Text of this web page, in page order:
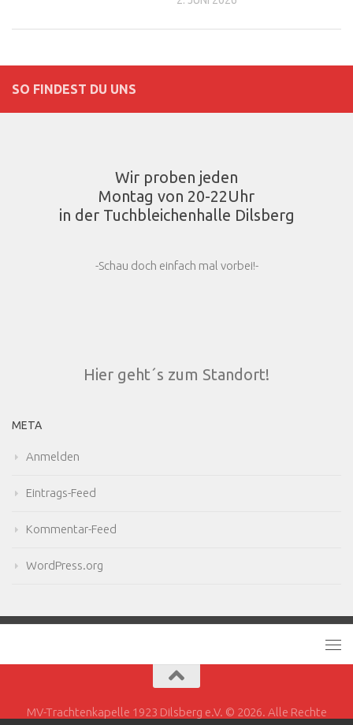
SO FINDEST DU UNS
Wir proben jeden
Montag von 20-22Uhr
in der Tuchbleichenhalle Dilsberg
-Schau doch einfach mal vorbei!-
Hier geht´s zum Standort!
META
Anmelden
Eintrags-Feed
Kommentar-Feed
WordPress.org
MV-Trachtenkapelle 1923 Dilsberg e.V. © 2026. Alle Rechte